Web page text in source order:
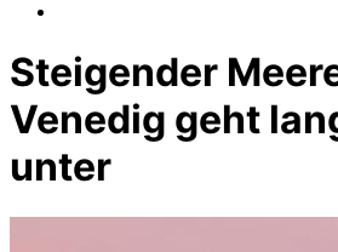
Steigender
Venedig geht
unter